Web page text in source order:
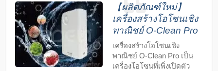
【ผลิตภัณฑ์ใหม่】
เครื่องสร้างโอโซนเชิง
พาณิชย์ O-Clean Pro
เครื่องสร้างโอโซนเชิง
พาณิชย์ O-Clean Pro เป็น
เครื่องโอโซนที่เพิ่งเปิดตัว